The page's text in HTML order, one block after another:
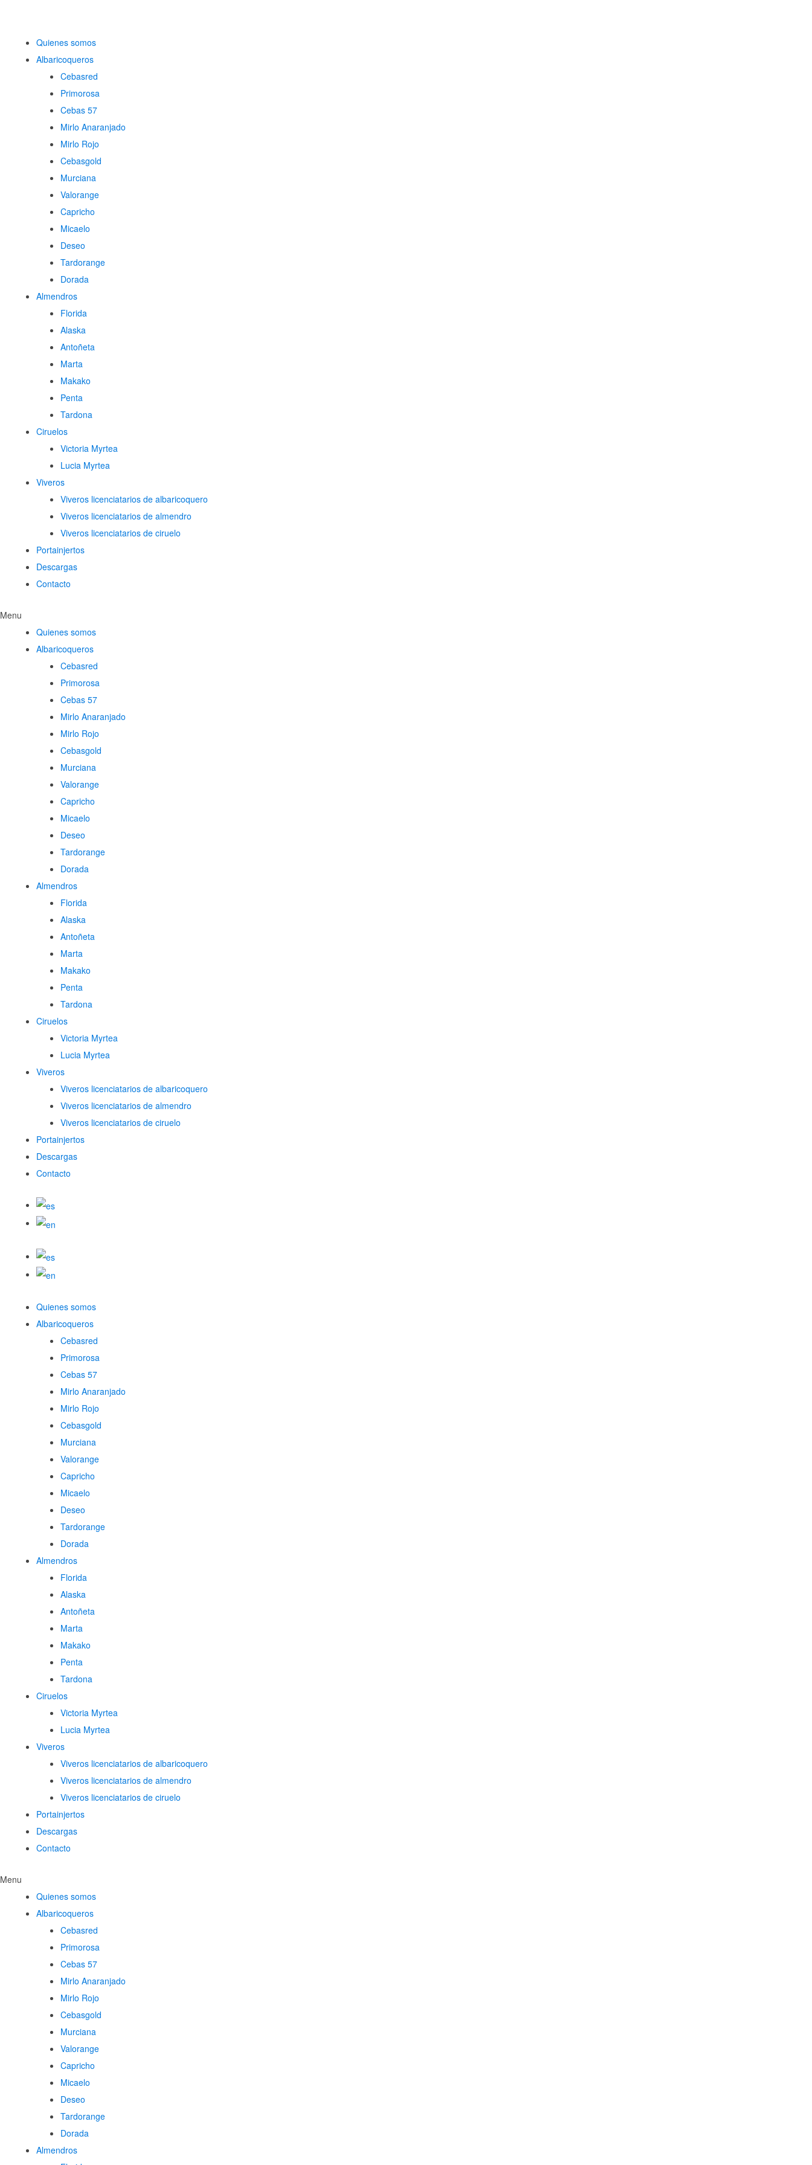
Quienes somos
Albaricoqueros
Cebasred
Primorosa
Cebas 57
Mirlo Anaranjado
Mirlo Rojo
Cebasgold
Murciana
Valorange
Capricho
Micaelo
Deseo
Tardorange
Dorada
Almendros
Florida
Alaska
Antoñeta
Marta
Makako
Penta
Tardona
Ciruelos
Victoria Myrtea
Lucia Myrtea
Viveros
Viveros licenciatarios de albaricoquero​
Viveros licenciatarios de almendro​
Viveros licenciatarios de ciruelo
Portainjertos
Descargas
Contacto
Menu
Quienes somos
Albaricoqueros
Cebasred
Primorosa
Cebas 57
Mirlo Anaranjado
Mirlo Rojo
Cebasgold
Murciana
Valorange
Capricho
Micaelo
Deseo
Tardorange
Dorada
Almendros
Florida
Alaska
Antoñeta
Marta
Makako
Penta
Tardona
Ciruelos
Victoria Myrtea
Lucia Myrtea
Viveros
Viveros licenciatarios de albaricoquero​
Viveros licenciatarios de almendro​
Viveros licenciatarios de ciruelo
Portainjertos
Descargas
Contacto
Quienes somos
Albaricoqueros
Cebasred
Primorosa
Cebas 57
Mirlo Anaranjado
Mirlo Rojo
Cebasgold
Murciana
Valorange
Capricho
Micaelo
Deseo
Tardorange
Dorada
Almendros
Florida
Alaska
Antoñeta
Marta
Makako
Penta
Tardona
Ciruelos
Victoria Myrtea
Lucia Myrtea
Viveros
Viveros licenciatarios de albaricoquero​
Viveros licenciatarios de almendro​
Viveros licenciatarios de ciruelo
Portainjertos
Descargas
Contacto
Menu
Quienes somos
Albaricoqueros
Cebasred
Primorosa
Cebas 57
Mirlo Anaranjado
Mirlo Rojo
Cebasgold
Murciana
Valorange
Capricho
Micaelo
Deseo
Tardorange
Dorada
Almendros